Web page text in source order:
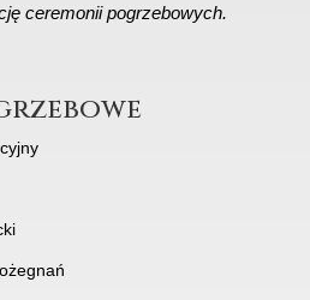
ceremonii pogrzebowych.